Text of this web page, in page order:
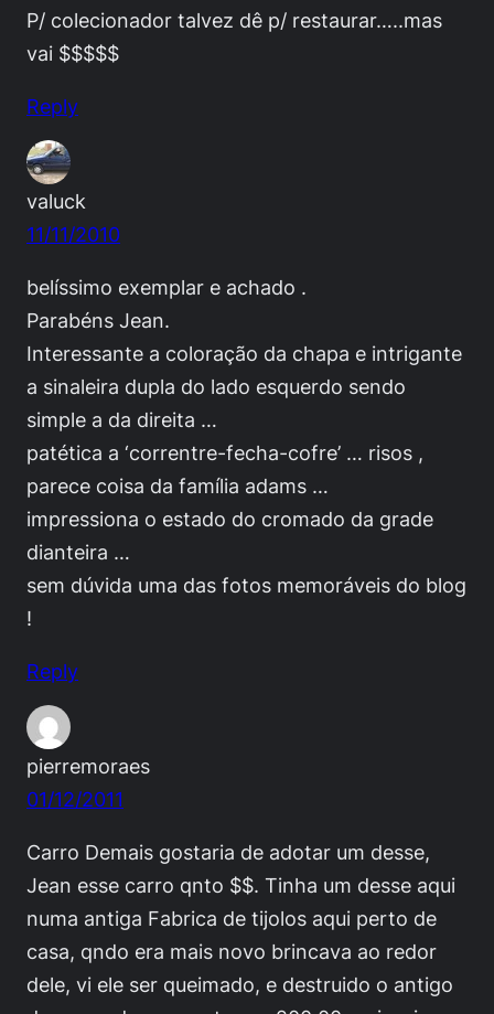
P/ colecionador talvez dê p/ restaurar…..mas
vai $$$$$
Reply
valuck
11/11/2010
belíssimo exemplar e achado .
Parabéns Jean.
Interessante a coloração da chapa e intrigante
a sinaleira dupla do lado esquerdo sendo
simple a da direita …
patética a ‘correntre-fecha-cofre’ … risos ,
parece coisa da família adams …
impressiona o estado do cromado da grade
dianteira …
sem dúvida uma das fotos memoráveis do blog
!
Reply
pierremoraes
01/12/2011
Carro Demais gostaria de adotar um desse,
Jean esse carro qnto $$. Tinha um desse aqui
numa antiga Fabrica de tijolos aqui perto de
casa, qndo era mais novo brincava ao redor
dele, vi ele ser queimado, e destruido o antigo